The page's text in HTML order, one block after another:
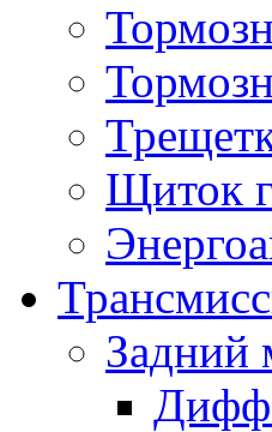
Щиток
Задний